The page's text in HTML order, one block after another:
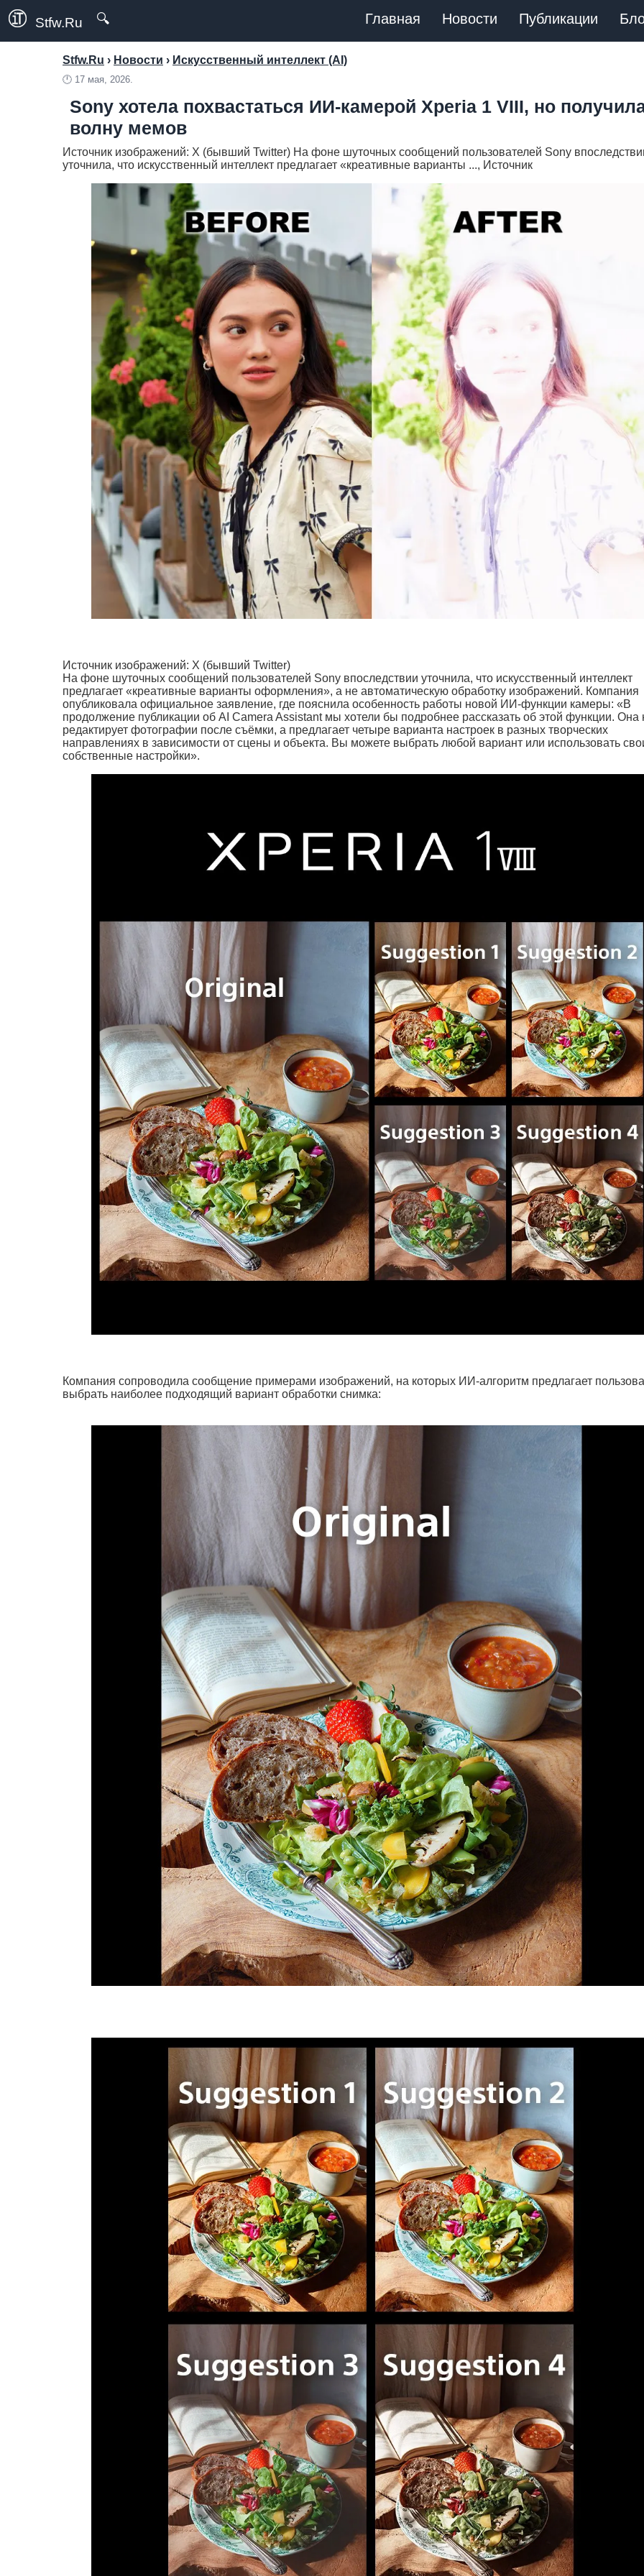
Stfw.Ru 🔍 Главная Новости Публикации
Stfw.Ru › Новости › Искусственный интеллект (AI)
🕛 17 мая, 2026.
Sony хотела похвастаться ИИ-камерой Xperia 1 VIII, но
волну мемов
Источник изображений: X (бывший Twitter) На фоне шуточных сообщений пользователей Sony
уточнила, что искусственный интеллект предлагает «креативные варианты ..., Источник
Источник изображений: X (бывший Twitter)
На фоне шуточных сообщений пользователей Sony впоследствии уточнила, что искусственный интеллект
предлагает «креативные варианты оформления», а не автоматическую обработку изображений. Компания
опубликовала официальное заявление, где пояснила особенность работы новой ИИ-функции камеры: «В
продолжение публикации об AI Camera Assistant мы хотели бы подробнее рассказать об этой функции. Она
редактирует фотографии после съёмки, а предлагает четыре варианта настроек в разных творческих
направлениях в зависимости от сцены и объекта. Вы можете выбрать любой вариант или использовать
собственные настройки».
Компания сопроводила сообщение примерами изображений, на которых ИИ-алгоритм предлагает
выбрать наиболее подходящий вариант обработки снимка: